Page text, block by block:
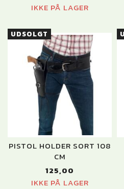
IKKE PÅ LAGER
UDSOLGT
PISTOL HOLDER SORT 108
CM
125,00
IKKE PÅ LAGER